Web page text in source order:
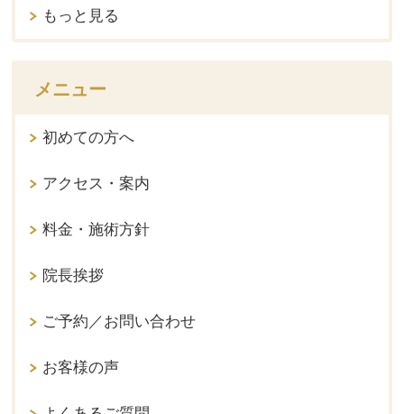
もっと見る
メニュー
初めての方へ
アクセス・案内
料金・施術方針
院長挨拶
ご予約／お問い合わせ
お客様の声